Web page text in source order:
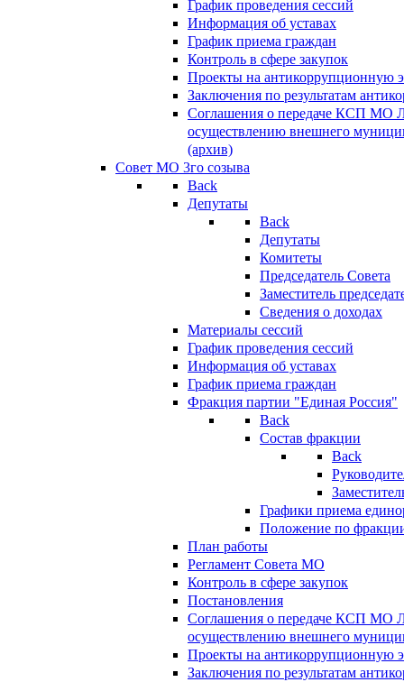
График проведения сессий
Информация об уставах
График приема граждан
Контроль в сфере закупок
Проекты на антикоррупционную
Заключения по результатам
Соглашения о передаче КСП МО
осуществлению внешнего
(архив)
Совет МО 3го созыва
Back
Депутаты
Back
Депутаты
Комитеты
Председатель Совета
Заместитель
Сведения о доходах
Материалы сессий
График проведения сессий
Информация об уставах
График приема граждан
Фракция партии "Единая Россия"
Back
Состав фракции
Back
Графики приема
Положение по
План работы
Регламент Совета МО
Контроль в сфере закупок
Постановления
Соглашения о передаче КСП МО
осуществлению внешнего
Проекты на антикоррупционную
Заключения по результатам